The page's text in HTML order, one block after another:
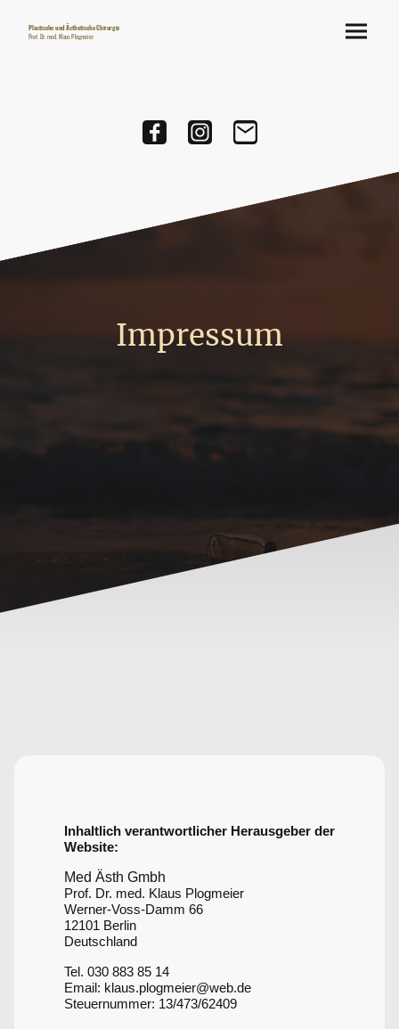
Plastische und Ästhetische Chirurgie
Prof. Dr. med. Klaus Plogmeier
Impressum
Inhaltlich verantwortlicher Herausgeber der
Website:
Med Ästh Gmbh
Prof. Dr. med. Klaus Plogmeier
Werner-Voss-Damm 66
12101 Berlin
Deutschland
Tel. 030 883 85 14
Email: klaus.plogmeier@web.de
Steuernummer: 13/473/62409